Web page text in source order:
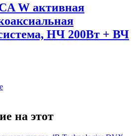
W активная
НЧ 200Вт + ВЧ
на этот